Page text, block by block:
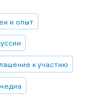
и опыт
к участию